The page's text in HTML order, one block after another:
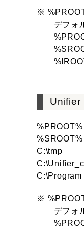
※
デフォル
Unifier
%PROOT%
%SROOT%
C:\tmp
※
デフォル